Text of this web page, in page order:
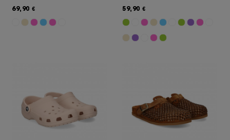
69,90 € 59,90 €